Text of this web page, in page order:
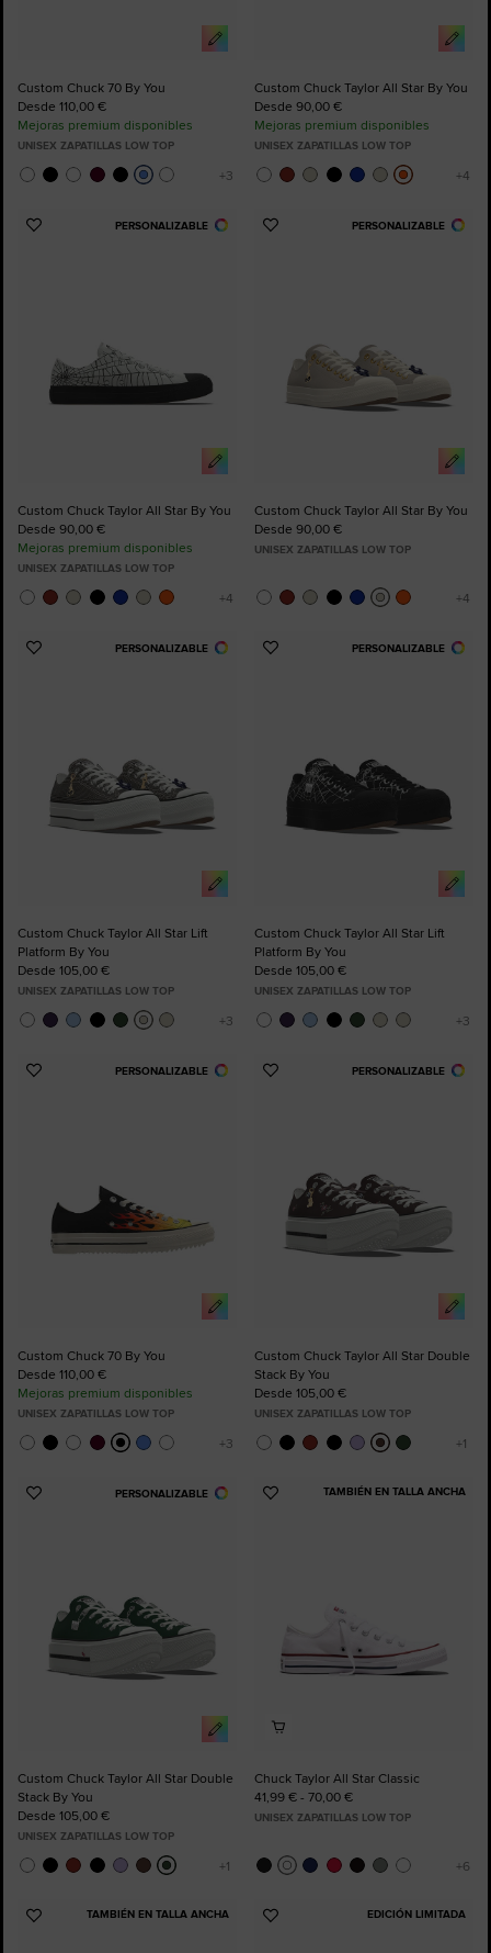
Custom Chuck 70 By You
Desde 110,00 €
Mejoras premium disponibles
UNISEX ZAPATILLAS LOW TOP
Custom Chuck Taylor All Star By You
Desde 90,00 €
Mejoras premium disponibles
UNISEX ZAPATILLAS LOW TOP
PERSONALIZABLE
Añadir
Custom Chuck Taylor All Star By You
Desde 90,00 €
Mejoras premium disponibles
UNISEX ZAPATILLAS LOW TOP
PERSONALIZABLE
Añadir
Custom Chuck Taylor All Star By You
Desde 90,00 €
UNISEX ZAPATILLAS LOW TOP
PERSONALIZABLE
Añadir
Custom Chuck Taylor All Star Lift
Platform By You
Desde 105,00 €
UNISEX ZAPATILLAS LOW TOP
PERSONALIZABLE
Añadir
Custom Chuck Taylor All Star Lift
Platform By You
Desde 105,00 €
UNISEX ZAPATILLAS LOW TOP
PERSONALIZABLE
Añadir
Custom Chuck 70 By You
Desde 110,00 €
Mejoras premium disponibles
UNISEX ZAPATILLAS LOW TOP
PERSONALIZABLE
Añadir
Custom Chuck Taylor All Star Double
Stack By You
Desde 105,00 €
UNISEX ZAPATILLAS LOW TOP
PERSONALIZABLE
Añadir
Custom Chuck Taylor All Star Double
Stack By You
Desde 105,00 €
UNISEX ZAPATILLAS LOW TOP
TAMBIÉN EN TALLA ANCHA
Añadir
Chuck Taylor All Star Classic
41,99 € - 70,00 €
UNISEX ZAPATILLAS LOW TOP
TAMBIÉN EN TALLA ANCHA
Añadir
EDICIÓN LIMITADA
Añadir